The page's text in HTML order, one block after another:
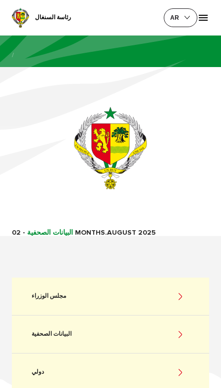
رئاسة السنغال AR
/
البيانات الصحفية - 02 MONTHS.AUGUST 2025
مجلس الوزراء
البيانات الصحفية
دولي